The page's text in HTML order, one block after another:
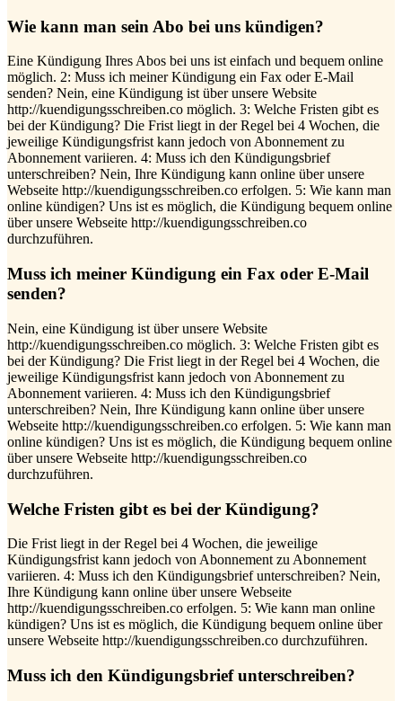
Wie kann man sein Abo bei uns kündigen?
Eine Kündigung Ihres Abos bei uns ist einfach und bequem online
möglich. 2: Muss ich meiner Kündigung ein Fax oder E-Mail
senden? Nein, eine Kündigung ist über unsere Website
http://kuendigungsschreiben.co möglich. 3: Welche Fristen gibt es
bei der Kündigung? Die Frist liegt in der Regel bei 4 Wochen, die
jeweilige Kündigungsfrist kann jedoch von Abonnement zu
Abonnement variieren. 4: Muss ich den Kündigungsbrief
unterschreiben? Nein, Ihre Kündigung kann online über unsere
Webseite http://kuendigungsschreiben.co erfolgen. 5: Wie kann man
online kündigen? Uns ist es möglich, die Kündigung bequem online
über unsere Webseite http://kuendigungsschreiben.co
durchzuführen.
Muss ich meiner Kündigung ein Fax oder E-Mail
senden?
Nein, eine Kündigung ist über unsere Website
http://kuendigungsschreiben.co möglich. 3: Welche Fristen gibt es
bei der Kündigung? Die Frist liegt in der Regel bei 4 Wochen, die
jeweilige Kündigungsfrist kann jedoch von Abonnement zu
Abonnement variieren. 4: Muss ich den Kündigungsbrief
unterschreiben? Nein, Ihre Kündigung kann online über unsere
Webseite http://kuendigungsschreiben.co erfolgen. 5: Wie kann man
online kündigen? Uns ist es möglich, die Kündigung bequem online
über unsere Webseite http://kuendigungsschreiben.co
durchzuführen.
Welche Fristen gibt es bei der Kündigung?
Die Frist liegt in der Regel bei 4 Wochen, die jeweilige
Kündigungsfrist kann jedoch von Abonnement zu Abonnement
variieren. 4: Muss ich den Kündigungsbrief unterschreiben? Nein,
Ihre Kündigung kann online über unsere Webseite
http://kuendigungsschreiben.co erfolgen. 5: Wie kann man online
kündigen? Uns ist es möglich, die Kündigung bequem online über
unsere Webseite http://kuendigungsschreiben.co durchzuführen.
Muss ich den Kündigungsbrief unterschreiben?